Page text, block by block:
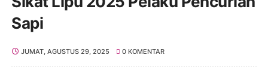
Sapi
JUMAT, AGUSTUS 29, 2025 0 KOMENTAR